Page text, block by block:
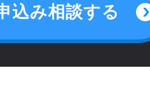
込み相談する